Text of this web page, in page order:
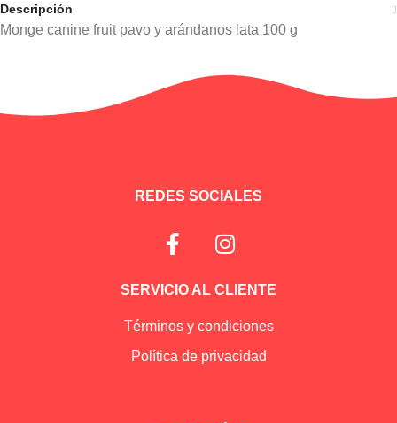
Descripción
Monge canine fruit pavo y arándanos lata 100 g
REDES SOCIALES
SERVICIO AL CLIENTE
Términos y condiciones
Política de privacidad